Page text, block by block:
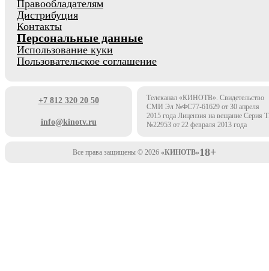
Правообладателям
Дистрибуция
Контакты
Персональные данные
Использование куки
Пользовательское соглашение
+7 812 320 20 50
info@kinotv.ru
Телеканал «КИНОТВ». Свидетельство
СМИ Эл №ФС77-61629 от 30 апреля
2015 года Лицензия на вещание Серия
№22953 от 22 февраля 2013 года
Все права защищены © 2026 «КИНОТВ»18+